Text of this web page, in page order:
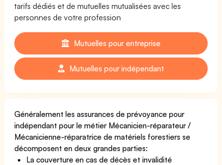
tarifs dédiés et de mutuelles mutualisées avec les
personnes de votre profession
Mutuelles pour entreprise
Mutuelles pour indépendant
Généralement les assurances de prévoyance pour
indépendant pour le métier Mécanicien-réparateur /
Mécanicienne-réparatrice de matériels forestiers se
décomposent en deux grandes parties:
La couverture en cas de décès et invalidité